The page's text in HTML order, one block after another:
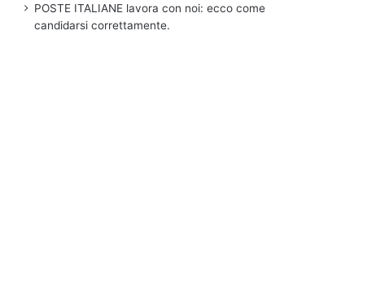
POSTE ITALIANE lavora con noi: ecco come
candidarsi correttamente.